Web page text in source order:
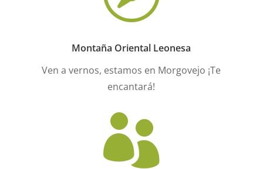
Montaña Oriental Leonesa
Ven a vernos, estamos en Morgovejo ¡Te
encantará!
